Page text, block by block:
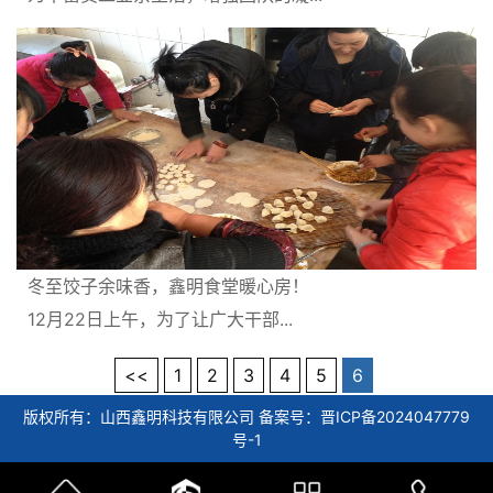
冬至饺子余味香，鑫明食堂暖心房！
12月22日上午，为了让广大干部...
<< 1 2 3 4 5 6
版权所有：山西鑫明科技有限公司 备案号：晋ICP备2024047779
号-1